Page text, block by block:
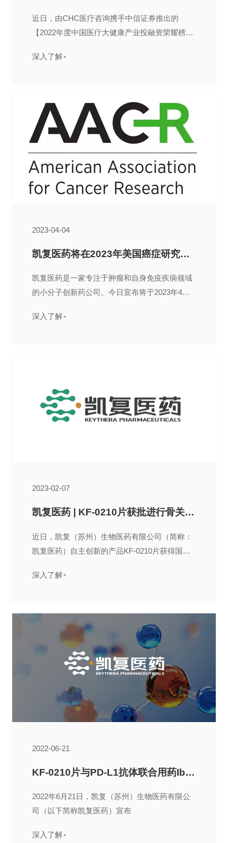
近日，由CHC医疗咨询携手中信证券推出的
【2022年度中国医疗大健康产业投融资荣耀榜】
深入了解
2023-04-04
凯复医药将在2023年美国癌症研究协会年会（AACR 2023）上公布KF-0210研究成果
凯复医药是一家专注于肿瘤和自身免疫疾病领域
的小分子创新药公司。今日宣布将于2023年4月
AACR 2023上公布...
深入了解
2023-02-07
凯复医药 | KF-0210片获批进行骨关节炎Ⅱ期临床试验
近日，凯复（苏州）生物医药有限公司（简称：
凯复医药）自主创新的产品KF-0210片获得国家
0210片符合药品注册的有关要求
深入了解
2022-06-21
KF-0210片与PD-L1抗体联合用药Ib期临床试验首例患者入组
2022年6月21日，凯复（苏州）生物医药有限公
司（以下简称凯复医药）宣布
深入了解